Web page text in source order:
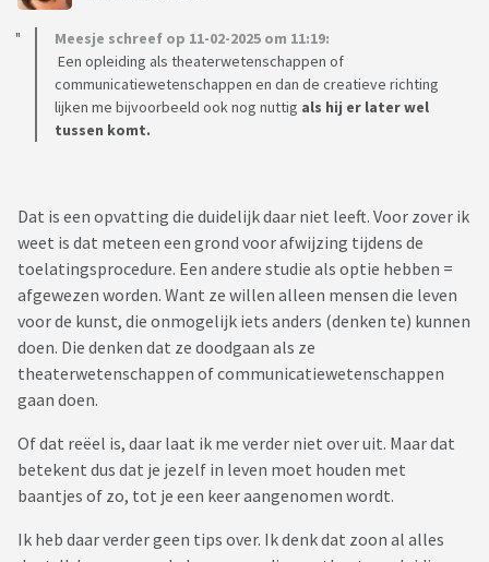
Meesje schreef op 11-02-2025 om 11:19:
Een opleiding als theaterwetenschappen of
communicatiewetenschappen en dan de creatieve richting
lijken me bijvoorbeeld ook nog nuttig als hij er later wel
tussen komt.
Dat is een opvatting die duidelijk daar niet leeft. Voor zover ik
weet is dat meteen een grond voor afwijzing tijdens de
toelatingsprocedure. Een andere studie als optie hebben =
afgewezen worden. Want ze willen alleen mensen die leven
voor de kunst, die onmogelijk iets anders (denken te) kunnen
doen. Die denken dat ze doodgaan als ze
theaterwetenschappen of communicatiewetenschappen
gaan doen.
Of dat reëel is, daar laat ik me verder niet over uit. Maar dat
betekent dus dat je jezelf in leven moet houden met
baantjes of zo, tot je een keer aangenomen wordt.
Ik heb daar verder geen tips over. Ik denk dat zoon al alles